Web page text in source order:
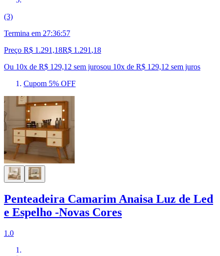
(3)
Termina em 27:36:56
Preço R$ 1.291,18R$ 1.291 ,18
Ou 10x de R$ 129,12 sem jurosou 10x de R$ 129,12 sem juros
Cupom 5% OFF
Penteadeira Camarim Anaisa Luz de Led
e Espelho -Novas Cores
1.0